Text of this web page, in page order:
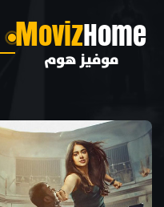
MovizHome
موفيز هوم